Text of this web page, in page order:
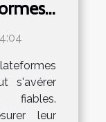
?
s'avérer
fiables.
leur